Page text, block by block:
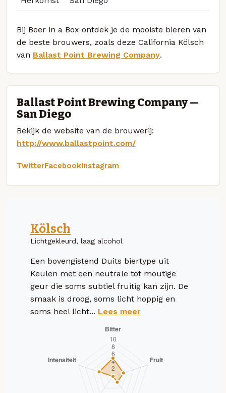
Bij Beer in a Box ontdek je de mooiste bieren van
de beste brouwers, zoals deze California Kölsch
van Ballast Point Brewing Company.
Ballast Point Brewing Company —
San Diego
Bekijk de website van de brouwerij:
http://www.ballastpoint.com/
TwitterFacebookInstagram
Kölsch
Lichtgekleurd, laag alcohol
Een bovengistend Duits biertype uit
Keulen met een neutrale tot moutige
geur die soms subtiel fruitig kan zijn. De
smaak is droog, soms licht hoppig en
soms heel licht... Lees meer